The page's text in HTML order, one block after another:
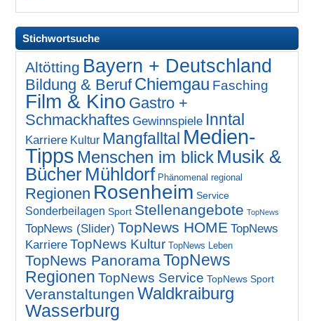
Stichwortsuche
Altötting Bayern + Deutschland
Bildung & Beruf Chiemgau Fasching
Film & Kino Gastro +
Schmackhaftes Gewinnspiele Inntal
Karriere Kultur Mangfalltal Medien-
Tipps Menschen im blick Musik &
Bücher Mühldorf Phänomenal regional
Regionen Rosenheim Service
Sonderbeilagen Sport Stellenangebote TopNews
TopNews (Slider) TopNews HOME TopNews
Karriere TopNews Kultur TopNews Leben
TopNews PanoramaTopNews
Regionen TopNews Service TopNews Sport
Veranstaltungen Waldkraiburg
Wasserburg